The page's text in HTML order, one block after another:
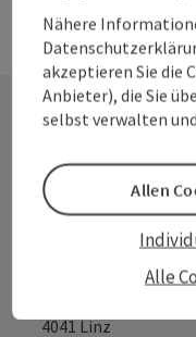
Kontakt
Oberösterreich
4041 Linz
Nähere
akzeptieren Sie die
Anbieter), die Sie
selbst verwalten
Alle
Allen